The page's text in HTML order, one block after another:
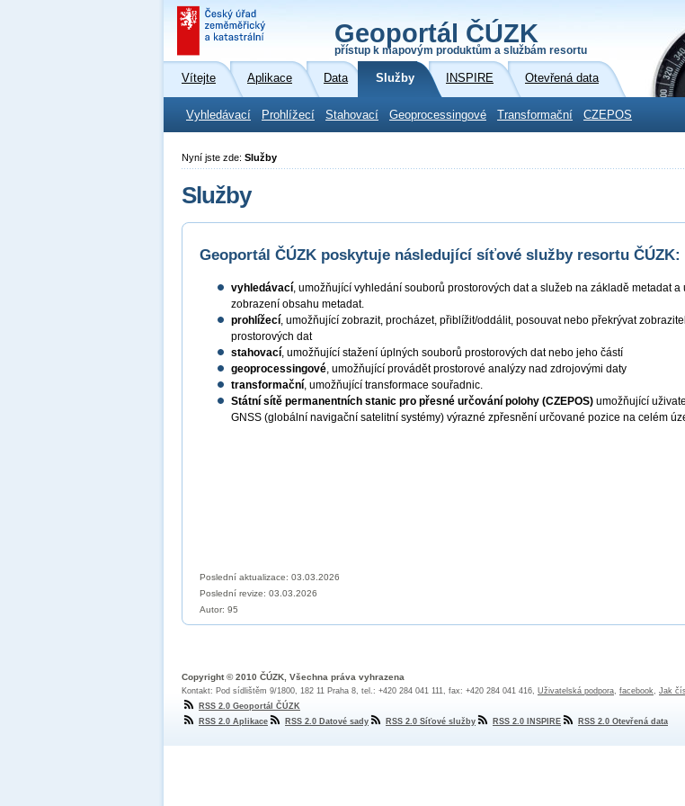
Geoportál ČÚZK
přístup k mapovým produktům a službám resortu
Vítejte Aplikace Data Služby INSPIRE Otevřená data
Vyhledávací Prohlížecí Stahovací Geoprocessingové Transformační CZEPOS
Nyní jste zde: Služby
Služby
Geoportál ČÚZK poskytuje následující síťové služby resortu ČÚZK:
vyhledávací, umožňující vyhledání souborů prostorových dat a služeb na základě metadat a
zobrazení obsahu metadat.
prohlížecí, umožňující zobrazit, procházet, přiblížit/oddálit, posouvat nebo překrývat
prostorových dat
stahovací, umožňující stažení úplných souborů prostorových dat nebo jeho částí
geoprocessingové, umožňující provádět prostorové analýzy nad zdrojovými daty
transformační, umožňující transformace souřadnic.
Státní sítě permanentních stanic pro přesné určování polohy (CZEPOS) umožňující
GNSS (globální navigační satelitní systémy) výrazné zpřesnění určované pozice na celém
Poslední aktualizace: 03.03.2026
Poslední revize: 03.03.2026
Autor: 95
Copyright © 2010 ČÚZK, Všechna práva vyhrazena
Kontakt: Pod sídlištěm 9/1800, 182 11 Praha 8, tel.: +420 284 041 111, fax: +420 284 041 416, Uživatelská podpora, facebook, Jak
RSS 2.0 Geoportál ČÚZK
RSS 2.0 Aplikace
RSS 2.0 Datové sady RSS 2.0 Síťové služby RSS 2.0 INSPIRE RSS 2.0 Otevřená data